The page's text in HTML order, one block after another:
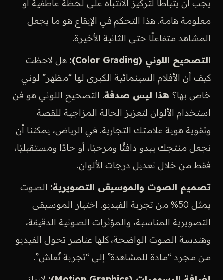
يجب أن يتباطأ لتركيز الانتباه على لحظة عاطفية أو
معلومة هامة. هذا التحكم في الإيقاع هو ما يجعل
المشاهد متفاعلًا حتى الثانية الأخيرة.
التصحيح اللوني (Color Grading):
هل لاحظت
كيف أن الأفلام السينمائية الكبرى لها “مظهر” لوني
خاص بها؟ هذا ليس صدفة. التصحيح اللوني هو فن
استخدام الألوان لتعزيز الحالة المزاجية للقصة
وتقوية هوية علامتك التجارية. في الرياض، يمكننا أن
نجعل منتجك يبدو دافئًا ومرحبًا، أو حادًا ومستقبليًا،
فقط من خلال تعديل درجات الألوان.
تصميم الصوت والموسيقى التصويرية: الصوت
يمثل 50% من تجربة الفيديو. اختيار الموسيقى
التصويرية المناسبة، والمؤثرات الصوتية الدقيقة،
وهندسة الصوت الواضحة، كلها عناصر تحول الفيديو
من مجرد “مادة للمشاهدة” إلى “تجربة تُعاش”.